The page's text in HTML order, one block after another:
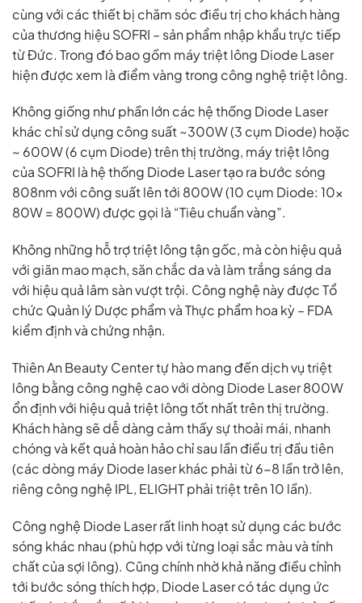
cùng với các thiết bị chăm sóc điều trị cho khách hàng
của thương hiệu SOFRI – sản phẩm nhập khẩu trực tiếp
từ Đức. Trong đó bao gồm máy triệt lông Diode Laser
hiện được xem là điểm vàng trong công nghệ triệt lông.
Không giống như phần lớn các hệ thống Diode Laser
khác chỉ sử dụng công suất ~300W (3 cụm Diode) hoặc
~ 600W (6 cụm Diode) trên thị trường, máy triệt lông
của SOFRI là hệ thống Diode Laser tạo ra bước sóng
808nm với công suất lên tới 800W (10 cụm Diode: 10x
80W = 800W) được gọi là “Tiêu chuẩn vàng”.
Không những hỗ trợ triệt lông tận gốc, mà còn hiệu quả
với giãn mao mạch, săn chắc da và làm trắng sáng da
với hiệu quả lâm sàn vượt trội. Công nghệ này được Tổ
chức Quản lý Dược phẩm và Thực phẩm hoa kỳ – FDA
kiểm định và chứng nhận.
Thiên An Beauty Center tự hào mang đến dịch vụ triệt
lông bằng công nghệ cao với dòng Diode Laser 800W
ổn định với hiệu quả triệt lông tốt nhất trên thị trường.
Khách hàng sẽ dễ dàng cảm thấy sự thoải mái, nhanh
chóng và kết quả hoàn hảo chỉ sau lần điều trị đầu tiên
(các dòng máy Diode laser khác phải từ 6-8 lần trở lên,
riêng công nghệ IPL, ELIGHT phải triệt trên 10 lần).
Công nghệ Diode Laser rất linh hoạt sử dụng các bước
sóng khác nhau (phù hợp với từng loại sắc màu và tính
chất của sợi lông). Cũng chính nhờ khả năng điều chỉnh
tới bước sóng thích hợp, Diode Laser có tác dụng ức